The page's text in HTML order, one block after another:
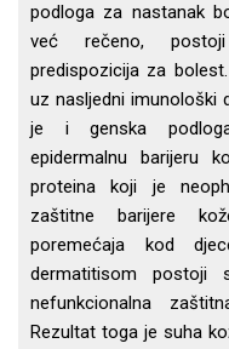
podloga za nastanak
već rečeno,
predispozicija za
uz nasljedni imunološki
je i genska
epidermalnu barijeru
proteina koji je
zaštitne barijere
poremećaja kod
dermatitisom postoji
nefunkcionalna
Rezultat toga je suha